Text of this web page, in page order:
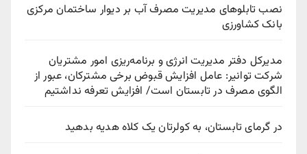
نصب تابلوهای مدیریت مصرف آب بر دیوار ساختمان مرکزی
بانک کشاورزی
مدیرکل دفتر مدیریت انرژی و برنامه‌ریزی امور مشتریان
شرکت توانیر: عامل افزایش قبوض برخی مشترکان، عبور از
الگوی مصرف در تابستان است/ افزایش تعرفه نداشتیم
در گرمای تابستان، به کولرتان یک کلاه هدیه بدهید